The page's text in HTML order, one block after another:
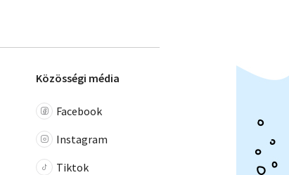
Közösségi média
Facebook
Instagram
Tiktok